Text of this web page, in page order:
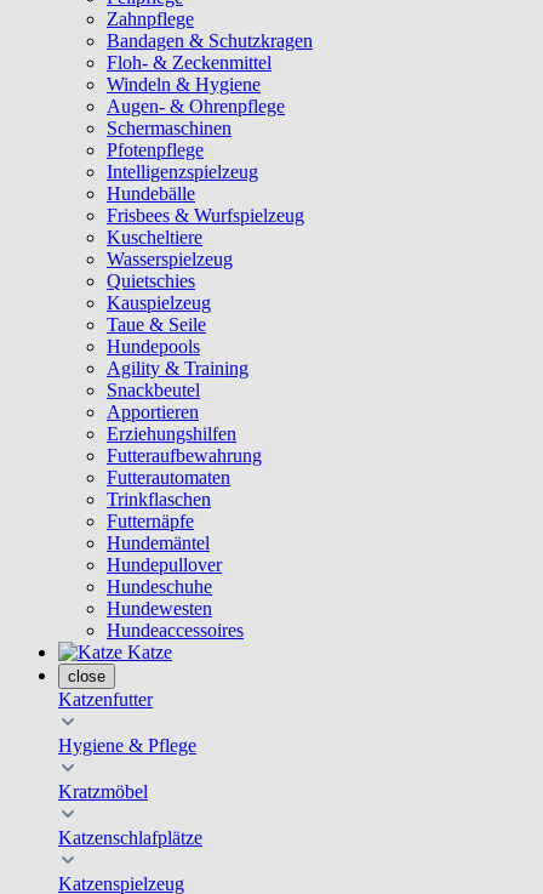
Zahnpflege
Bandagen & Schutzkragen
Floh- & Zeckenmittel
Windeln & Hygiene
Augen- & Ohrenpflege
Schermaschinen
Pfotenpflege
Intelligenzspielzeug
Hundebälle
Frisbees & Wurfspielzeug
Kuscheltiere
Wasserspielzeug
Quietschies
Kauspielzeug
Taue & Seile
Hundepools
Agility & Training
Snackbeutel
Apportieren
Erziehungshilfen
Futteraufbewahrung
Futterautomaten
Trinkflaschen
Futternäpfe
Hundemäntel
Hundepullover
Hundeschuhe
Hundewesten
Hundeaccessoires
Katze
close
Katzenfutter
Hygiene & Pflege
Kratzmöbel
Katzenschlafplätze
Katzenspielzeug